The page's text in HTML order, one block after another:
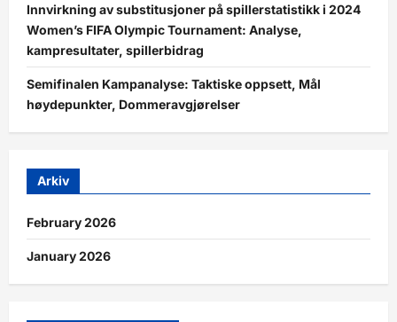
Innvirkning av substitusjoner på spillerstatistikk i 2024
Women’s FIFA Olympic Tournament: Analyse,
kampresultater, spillerbidrag
Semifinalen Kampanalyse: Taktiske oppsett, Mål
høydepunkter, Dommeravgjørelser
Arkiv
February 2026
January 2026